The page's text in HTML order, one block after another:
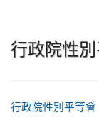
行政院性
行政院性別平等會